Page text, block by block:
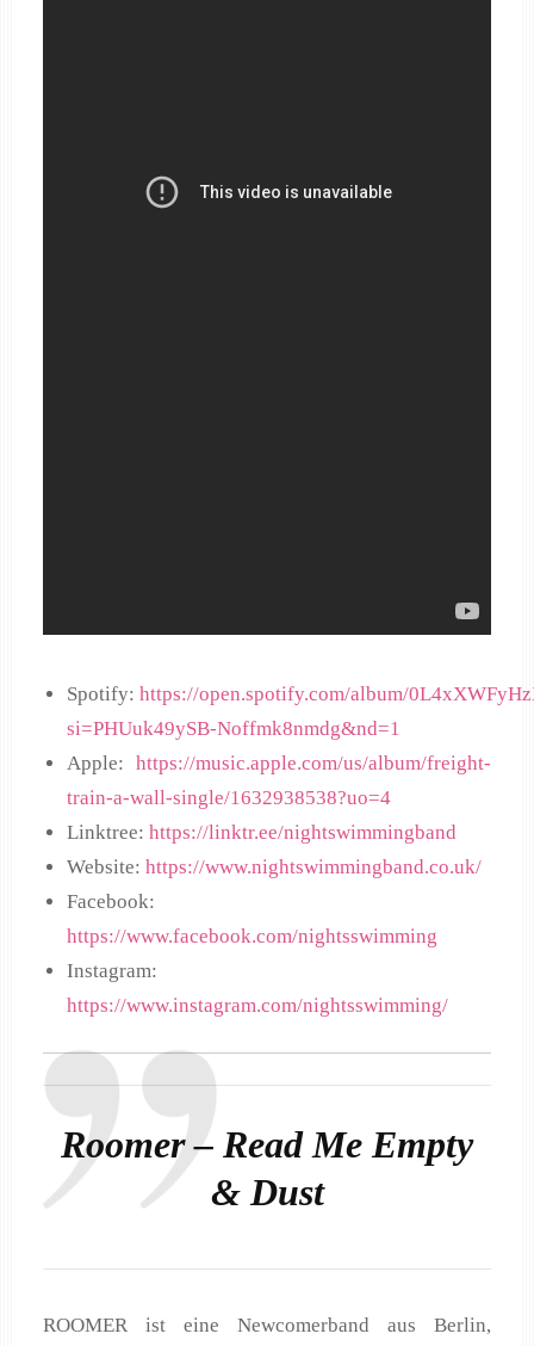
Spotify:https://open.spotify.com/album/
si=PHUuk49ySB-Noffmk8nmdg&nd=1
Apple: https://music.apple.com/us/album/freight-
train-a-wall-single/1632938538?uo=4
Linktree:https://linktr.ee/nightswimmingband
Website:https://www.nightswimmingband.co.uk/
Facebook:
https://www.facebook.com/nightsswimming
Instagram:
https://www.instagram.com/nightsswimming/
Roomer – Read Me Empty
& Dust
ROOMER ist eine Newcomerband aus Berlin,